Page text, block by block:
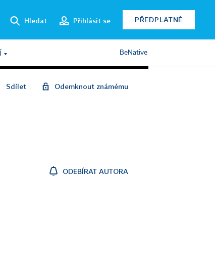
Hledat Přihlásit se PŘEDPLATNÉ
BeNative
Sdílet Odemknout známému
ODEBÍRAT AUTORA